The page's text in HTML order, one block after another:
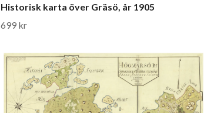
Historisk karta över Gräsö, år 1905
699 kr